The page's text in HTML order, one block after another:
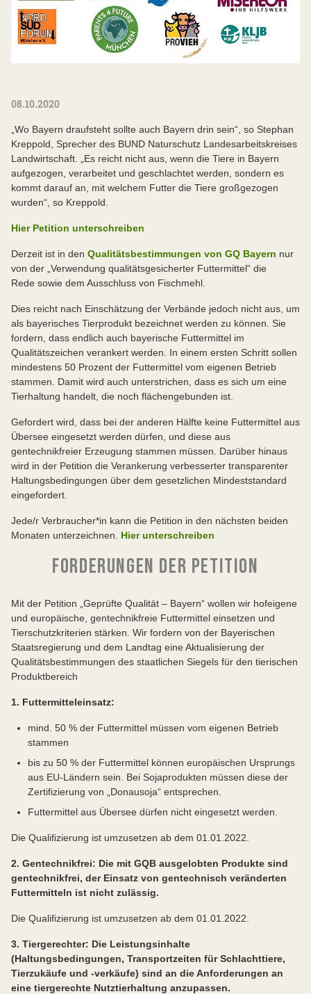
08.10.2020
„Wo Bayern draufsteht sollte auch Bayern drin sein“, so Stephan
Kreppold, Sprecher des BUND Naturschutz Landesarbeitskreises
Landwirtschaft. „Es reicht nicht aus, wenn die Tiere in Bayern
aufgezogen, verarbeitet und geschlachtet werden, sondern es
kommt darauf an, mit welchem Futter die Tiere großgezogen
wurden“, so Kreppold.
Hier Petition unterschreiben
Derzeit ist in den Qualitätsbestimmungen von GQ Bayern nur
von der „Verwendung qualitätsgesicherter Futtermittel“ die
Rede sowie dem Ausschluss von Fischmehl.
Dies reicht nach Einschätzung der Verbände jedoch nicht aus, um
als bayerisches Tierprodukt bezeichnet werden zu können. Sie
fordern, dass endlich auch bayerische Futtermittel im
Qualitätszeichen verankert werden. In einem ersten Schritt sollen
mindestens 50 Prozent der Futtermittel vom eigenen Betrieb
stammen. Damit wird auch unterstrichen, dass es sich um eine
Tierhaltung handelt, die noch flächengebunden ist.
Gefordert wird, dass bei der anderen Hälfte keine Futtermittel aus
Übersee eingesetzt werden dürfen, und diese aus
gentechnikfreier Erzeugung stammen müssen. Darüber hinaus
wird in der Petition die Verankerung verbesserter transparenter
Haltungsbedingungen über dem gesetzlichen Mindeststandard
eingefordert.
Jede/r Verbraucher*in kann die Petition in den nächsten beiden
Monaten unterzeichnen. Hier unterschreiben
FORDERUNGEN DER PETITION
Mit der Petition „Geprüfte Qualität – Bayern“ wollen wir hofeigene
und europäische, gentechnikfreie Futtermittel einsetzen und
Tierschutzkriterien stärken. Wir fordern von der Bayerischen
Staatsregierung und dem Landtag eine Aktualisierung der
Qualitätsbestimmungen des staatlichen Siegels für den tierischen
Produktbereich
1. Futtermitteleinsatz:
mind. 50 % der Futtermittel müssen vom eigenen Betrieb
stammen
bis zu 50 % der Futtermittel können europäischen Ursprungs
aus EU-Ländern sein. Bei Sojaprodukten müssen diese der
Zertifizierung von „Donausoja“ entsprechen.
Futtermittel aus Übersee dürfen nicht eingesetzt werden.
Die Qualifizierung ist umzusetzen ab dem 01.01.2022.
2. Gentechnikfrei: Die mit GQB ausgelobten Produkte sind
gentechnikfrei, der Einsatz von gentechnisch veränderten
Futtermitteln ist nicht zulässig.
Die Qualifizierung ist umzusetzen ab dem 01.01.2022.
3. Tiergerechter: Die Leistungsinhalte
(Haltungsbedingungen, Transportzeiten für Schlachttiere,
Tierzukäufe und -verkäufe) sind an die Anforderungen an
eine tiergerechte Nutztierhaltung anzupassen.